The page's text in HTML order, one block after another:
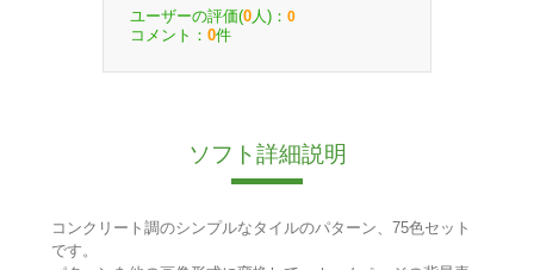
ユーザーの評価(0 人)： 0
コメント： 0件
ソフト詳細説明
コンクリート調のシンプルなタイルのパターン、75色セット
です。